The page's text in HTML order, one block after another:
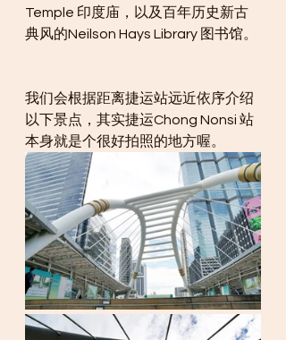
Temple 印度庙，以及百年历史新古
典风的Neilson Hays Library 图书馆。
我们会根据距离捷运站远近依序介绍
以下景点，其实捷运Chong Nonsi 站
本身就是个很好拍照的地方喔。